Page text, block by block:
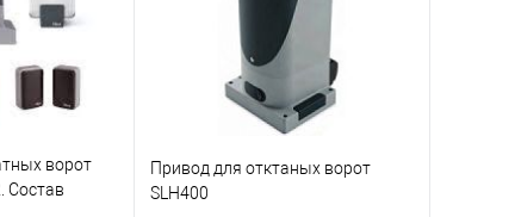
Под заказ
В избранное
Под заказ
ворот
Состав
Привод для отктаных ворот
SLH400